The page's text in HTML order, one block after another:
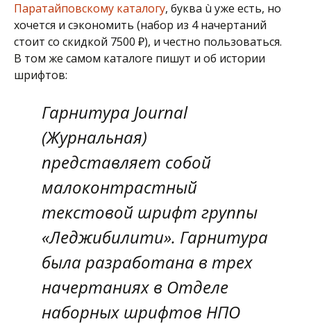
Паратайповскому каталогу, буква ù уже есть, но
хочется и сэкономить (набор из 4 начертаний
стоит со скидкой 7500 ₽), и честно пользоваться.
В том же самом каталоге пишут и об истории
шрифтов:
Гарнитура Journal
(Журнальная)
представляет собой
малоконтрастный
текстовой шрифт группы
«Леджибилити». Гарнитура
была разработана в трех
начертаниях в Отделе
наборных шрифтов НПО